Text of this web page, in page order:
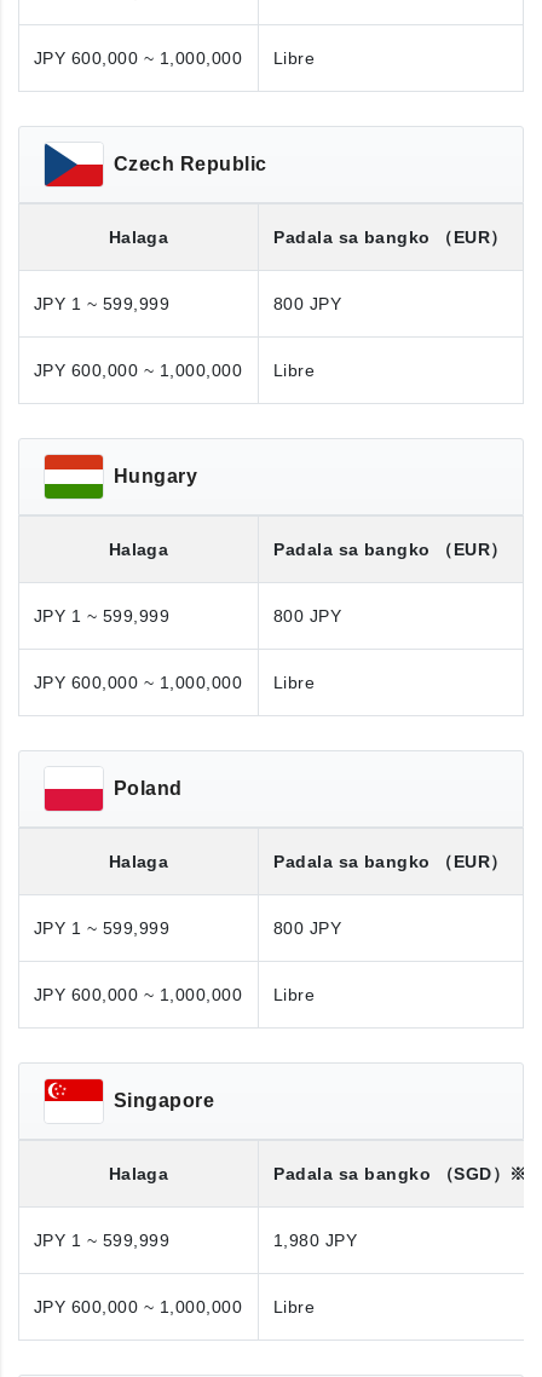
JPY 600,000 ~ 1,000,000 Libre
Czech Republic
Halaga Padala sa bangko （EUR）
JPY 1 ~ 599,999 800 JPY
JPY 600,000 ~ 1,000,000 Libre
Hungary
Halaga Padala sa bangko （EUR）
JPY 1 ~ 599,999 800 JPY
JPY 600,000 ~ 1,000,000 Libre
Poland
Halaga Padala sa bangko （EUR）
JPY 1 ~ 599,999 800 JPY
JPY 600,000 ~ 1,000,000 Libre
Singapore
Halaga Padala sa bangko （SGD）※
JPY 1 ~ 599,999 1,980 JPY
JPY 600,000 ~ 1,000,000 Libre